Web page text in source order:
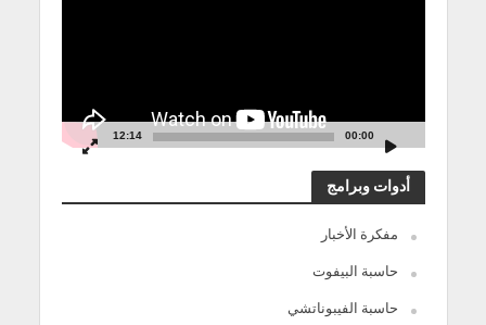
00:00
12:14
أدوات وبرامج
مفكرة الأخبار
حاسبة البيفوت
حاسبة الفيبوناتشي